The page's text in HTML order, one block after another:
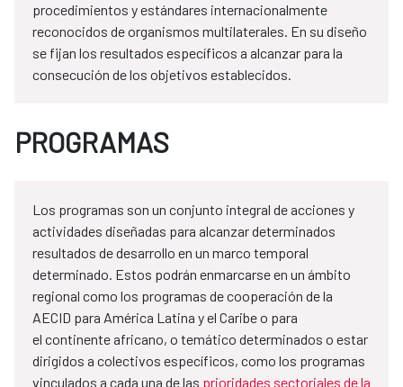
procedimientos y estándares internacionalmente
reconocidos de organismos multilaterales. En su diseño
se fijan los resultados específicos a alcanzar para la
consecución de los objetivos establecidos.
PROGRAMAS
Los programas son un conjunto integral de acciones y
actividades diseñadas para alcanzar determinados
resultados de desarrollo en un marco temporal
determinado. Estos podrán enmarcarse en un ámbito
regional como los programas de cooperación de la
AECID para América Latina y el Caribe o para
el continente africano, o temático determinados o estar
dirigidos a colectivos específicos, como los programas
vinculados a cada una de las prioridades sectoriales de la